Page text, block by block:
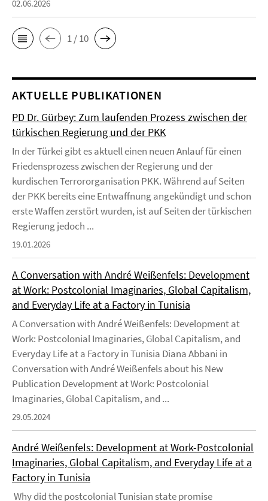
02.06.2026
1 / 10
AKTUELLE PUBLIKATIONEN
PD Dr. Gürbey: Zum laufenden Prozess zwischen der
türkischen Regierung und der PKK
In der Türkei gibt es aktuell einen neuen Anlauf für einen
Friedensprozess zwischen der Regierung und der
kurdischen Terrororganisation PKK. Während auf Seiten
der PKK bereits eine Entwaffnung angekündigt und schon
erste Waffen zerstört wurden, ist auf Seiten der türkischen
Regierung jedoch ...
19.01.2026
A Conversation with André Weißenfels: Development
at Work: Postcolonial Imaginaries, Global Capitalism,
and Everyday Life at a Factory in Tunisia
A Conversation with André Weißenfels: Development at
Work: Postcolonial Imaginaries, Global Capitalism, and
Everyday Life at a Factory in Tunisia Diana Abbani in
Conversation with André Weißenfels about his New
Publication Development at Work: Postcolonial
Imaginaries, Global Capitalism, and ...
29.05.2024
André Weißenfels: Development at Work-Postcolonial
Imaginaries, Global Capitalism, and Everyday Life at a
Factory in Tunisia
Why did the postcolonial Tunisian state promise